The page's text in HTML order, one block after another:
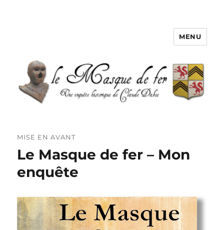
MENU
MISE EN AVANT
Le Masque de fer – Mon
enquête